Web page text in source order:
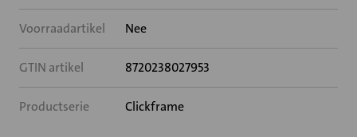
Voorraadartikel Nee
GTIN artikel 8720238027953
Productserie Clickframe